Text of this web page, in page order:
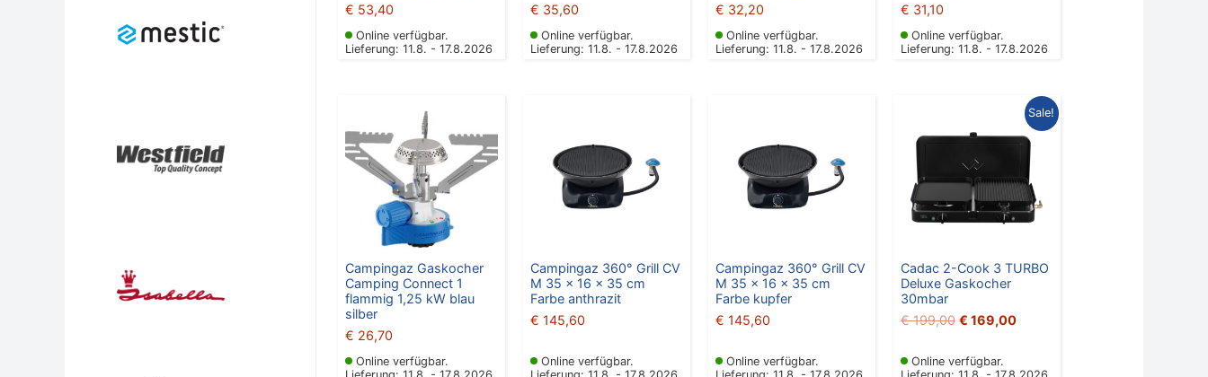
€ 53,40
Online verfügbar.
Lieferung: 11.8. - 17.8.2026
€ 35,60
Online verfügbar.
Lieferung: 11.8. - 17.8.2026
€ 32,20
Online verfügbar.
Lieferung: 11.8. - 17.8.2026
€ 31,10
Online verfügbar.
Lieferung: 11.8. - 17.8.2026
Campingaz Gaskocher
Camping Connect 1
flammig 1,25 kW blau
silber
€ 26,70
Online verfügbar.
Campingaz 360° Grill CV
M 35 x 16 x 35 cm
Farbe anthrazit
€ 145,60
Online verfügbar.
Campingaz 360° Grill CV
M 35 x 16 x 35 cm
Farbe kupfer
€ 145,60
Online verfügbar.
Sale!
Cadac 2-Cook 3 TURBO
Deluxe Gaskocher
30mbar
€199,00
Ursprünglicher
war:
€ 169,00
Aktueller
Preis
ist:
€ 169,00.
Online verfügbar.